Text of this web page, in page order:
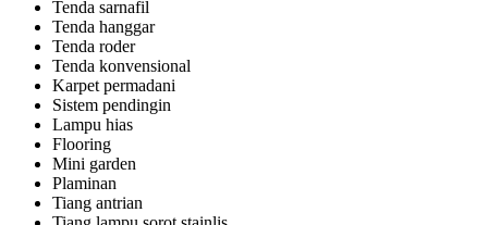
Tenda sarnafil
Tenda hanggar
Tenda roder
Tenda konvensional
Karpet permadani
Sistem pendingin
Lampu hias
Flooring
Mini garden
Plaminan
Tiang antrian